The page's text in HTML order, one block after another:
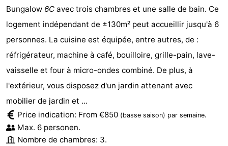
Stationnement
Adresses
Médicales
Région
Hollande-
Septentrionale
-
Nature
Schoorlse
Bergen
-
Bungalow 6C avec trois chambres et une salle de bain. Ce
logement indépendant de ±130m² peut accueillir jusqu'à 6
personnes. La cuisine est équipée, entre autres, de :
réfrigérateur, machine à café, bouilloire, grille-pain, lave-
vaisselle et four à micro-ondes combiné. De plus, à
l'extérieur, vous disposez d'un jardin attenant avec
mobilier de jardin et ...
Price indication: From €850 (basse saison) par semaine.
Max. 6 personen.
Nombre de chambres: 3.